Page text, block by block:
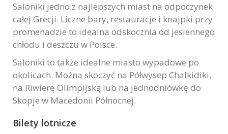
Saloniki jedno z najlepszych miast na odpoczynek
całej Grecji. Liczne bary, restauracje i knajpki przy
promenadzie to idealna odskocznia od jesiennego
chłodu i deszczu w Polsce.
Saloniki to także idealne miasto wypadowe po
okolicach. Można skoczyć na Półwysep Chalkidiki,
na Riwierę Olimpijską lub na jednodniówkę do
Skopje w Macedonii Północnej.
Bilety lotnicze
dodatkowych
narzędzi
marketingowych,
użycia w
przyszłości.